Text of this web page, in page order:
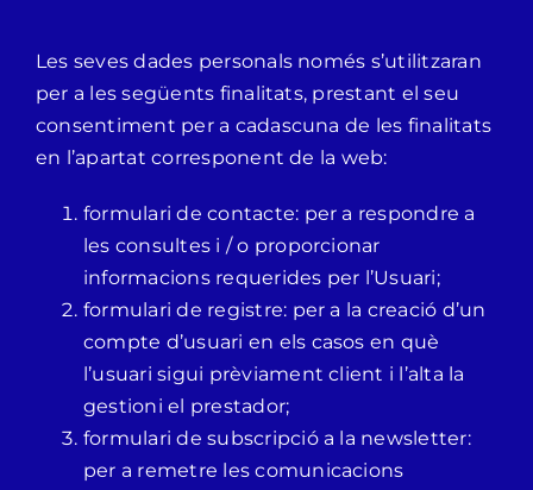
Les seves dades personals només s’utilitzaran
per a les següents finalitats, prestant el seu
consentiment per a cadascuna de les finalitats
en l’apartat corresponent de la web:
formulari de contacte: per a respondre a
les consultes i / o proporcionar
informacions requerides per l’Usuari;
formulari de registre: per a la creació d’un
compte d’usuari en els casos en què
l’usuari sigui prèviament client i l’alta la
gestioni el prestador;
formulari de subscripció a la newsletter:
per a remetre les comunicacions